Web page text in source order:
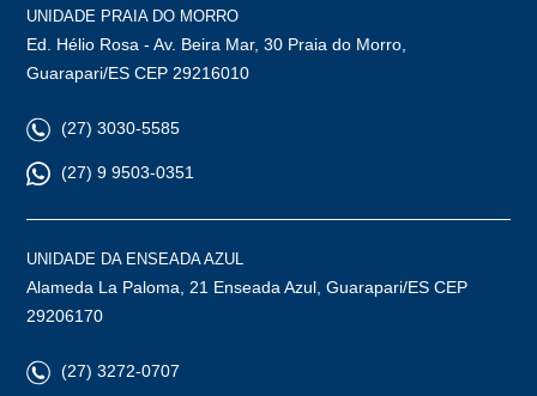
UNIDADE PRAIA DO MORRO
Ed. Hélio Rosa - Av. Beira Mar, 30 Praia do Morro,
Guarapari/ES CEP 29216010
(27) 3030-5585
(27) 9 9503-0351
UNIDADE DA ENSEADA AZUL
Alameda La Paloma, 21 Enseada Azul, Guarapari/ES CEP
29206170
(27) 3272-0707